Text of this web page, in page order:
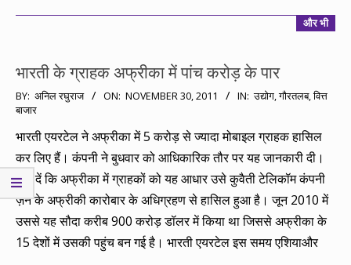
और भी
भारती के ग्राहक अफ्रीका में पांच करोड़ के पार
2011-
11-
30
BY: अनिल रघुराज ON: NOVEMBER 30, 2011 IN: उद्योग,गौरतलब,वित्त
बाजार
भारती एयरटेल ने अफ्रीका में 5 करोड़ से ज्यादा मोबाइल ग्राहक हासिल
कर लिए हैं। कंपनी ने बुधवार को आधिकारिक तौर पर यह जानकारी दी।
बता दें कि अफ्रीका में ग्राहकों को यह आधार उसे कुवैती टेलिकॉम कंपनी
ज़ैन के अफ्रीकी कारोबार के अधिग्रहण से हासिल हुआ है। जून 2010 में
उससे यह सौदा करीब 900 करोड़ डॉलर में किया था जिससे अफ्रीका के
15 देशों में उसकी पहुंच बन गई है। भारती एयरटेल इस समय एशियाऔर